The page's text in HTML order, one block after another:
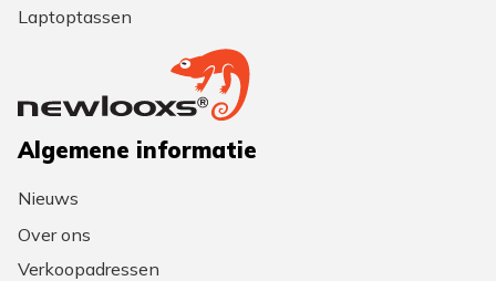
Laptoptassen
Algemene informatie
Nieuws
Over ons
Verkoopadressen